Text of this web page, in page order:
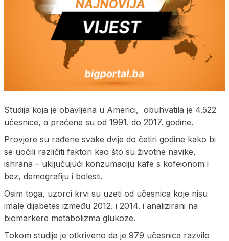
Studija koja je obavljena u Americi, obuhvatila je 4.522
učesnice, a praćene su od 1991. do 2017. godine.
Provjere su rađene svake dvije do četiri godine kako bi
se uočili različiti faktori kao što su životne navike,
ishrana – uključujući konzumaciju kafe s kofeionom i
bez, demografiju i bolesti.
Osim toga, uzorci krvi su uzeti od učesnica koje nisu
imale dijabetes između 2012. i 2014. i analizirani na
biomarkere metabolizma glukoze.
Tokom studije je otkriveno da je 979 učesnica razvilo